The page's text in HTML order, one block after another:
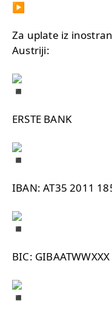
Za uplate iz
Austriji:
ERSTE BANK
IBAN: AT35 2011
BIC: GIBAATWWXXX